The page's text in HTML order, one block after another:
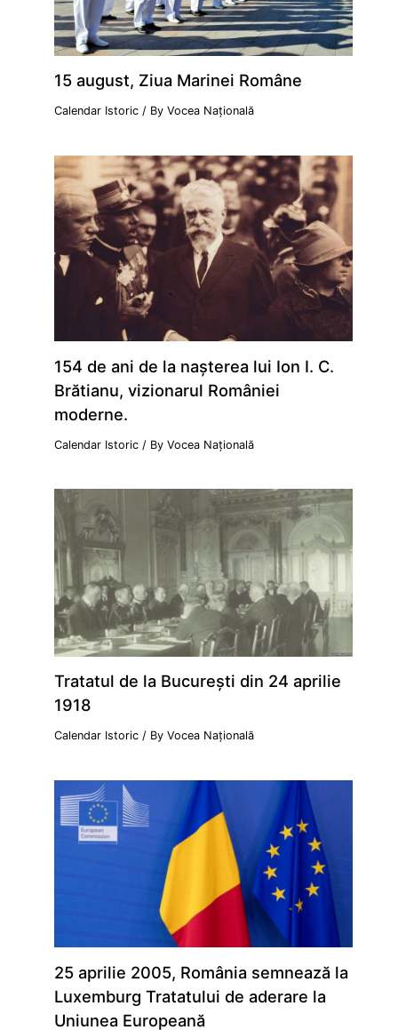
15 august, Ziua Marinei Române
Calendar Istoric / ByVocea Națională
154 de ani de la naşterea lui Ion I. C.
Brătianu, vizionarul României
moderne.
Calendar Istoric / ByVocea Națională
Tratatul de la Bucureşti din 24 aprilie
1918
Calendar Istoric / ByVocea Națională
25 aprilie 2005, România semnează la
Luxemburg Tratatului de aderare la
Uniunea Europeană